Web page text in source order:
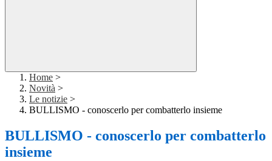
Home >
Novità >
Le notizie >
BULLISMO - conoscerlo per combatterlo insieme
BULLISMO - conoscerlo per combatterlo
insieme